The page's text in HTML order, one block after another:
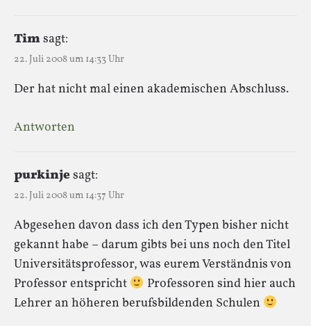
Timsagt:
22. Juli 2008 um 14:33 Uhr
Der hat nicht mal einen akademischen Abschluss.
Antworten
purkinjesagt:
22. Juli 2008 um 14:37 Uhr
Abgesehen davon dass ich den Typen bisher nicht
gekannt habe – darum gibts bei uns noch den Titel
Universitätsprofessor, was eurem Verständnis von
Professor entspricht
Professoren sind hier auch
Lehrer an höheren berufsbildenden Schulen